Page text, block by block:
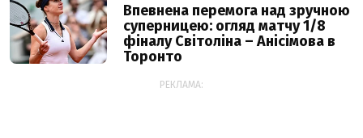
Впевнена перемога над зручною
суперницею: огляд матчу 1/8
фіналу Світоліна – Анісімова в
Торонто
РЕКЛАМА: